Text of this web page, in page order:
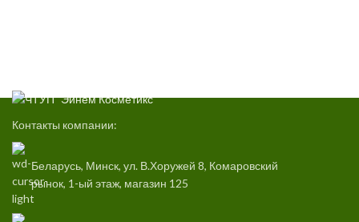
Контакты компании:
Беларусь, Минск, ул. В.Хоружей 8, Комаровский
рынок, 1-ый этаж, магазин 125